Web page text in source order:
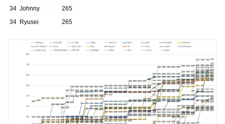
34 Johnny
265
34 Ryusei 265